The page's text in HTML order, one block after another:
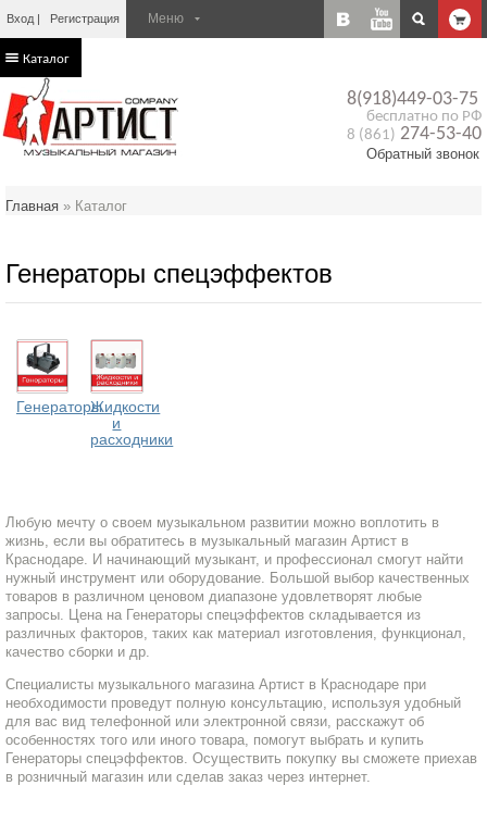
Вход Регистрация
8(918)449-03-75
бесплатно по РФ
8 (861) 274-53-40
Обратный звонок
Каталог
Главная » Каталог
Генераторы спецэффектов
ГенераторыЖидкости
и
расходники
Любую мечту о своем музыкальном развитии можно воплотить в
жизнь, если вы обратитесь в музыкальный магазин Артист в
Краснодаре. И начинающий музыкант, и профессионал смогут найти
нужный инструмент или оборудование. Большой выбор качественных
товаров в различном ценовом диапазоне удовлетворят любые
запросы. Цена на Генераторы спецэффектов складывается из
различных факторов, таких как материал изготовления, функционал,
качество сборки и др.
Специалисты музыкального магазина Артист в Краснодаре при
необходимости проведут полную консультацию, используя удобный
для вас вид телефонной или электронной связи, расскажут об
особенностях того или иного товара, помогут выбрать и купить
Генераторы спецэффектов. Осуществить покупку вы сможете приехав
в розничный магазин или сделав заказ через интернет.